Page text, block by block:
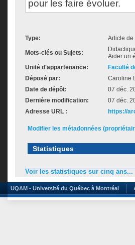
pour les faire évoluer.
Type: Article de
Mots-clés ou Sujets:
Aider un
Unité d'appartenance:
Faculté
Déposé par:
Caroline
Date de dépôt:
07 déc.
Dernière modification:
07 déc.
Adresse URL :
https://
Modifier les métadonnées
Statistiques
Voir les statistiques sur cinq ans...
UQAM - Université du Québec à Montréal